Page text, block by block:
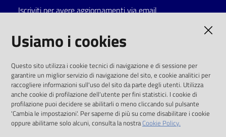
Catalogo
on line
Eventi
Chiedi al
bibliotecario
Iscriviti per avere aggiornamenti via email
solo alle condizioni previste dalla direttiva
comunitaria 2003/98/CE e dal d.lgs. 36/2006
SOCIAL
Instagram
Usiamo i cookies
Questo sito utilizza i cookie tecnici di navigazione e di sessione per
garantire un miglior servizio di navigazione del sito, e cookie analitici per
raccogliere informazioni sull'uso del sito da parte degli utenti. Utilizza
anche cookie di profilazione dell'utente per fini statistici. I cookie di
profilazione puoi decidere se abilitarli o meno cliccando sul pulsante
'Cambia le impostazioni'. Per saperne di più su come disabilitare i cookie
oppure abilitarne solo alcuni, consulta la nostraCookie Policy.